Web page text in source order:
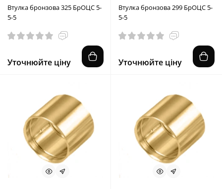
Втулка бронзова 325 БрОЦС 5-
5-5
Уточнюйте ціну
Втулка бронзова 299 БрОЦС 5-
5-5
Уточнюйте ціну